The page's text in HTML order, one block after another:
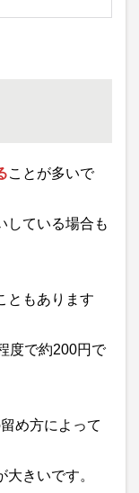
ことが多いで
している場合も
ともあります
度で約200円で
め方によって
きいです。